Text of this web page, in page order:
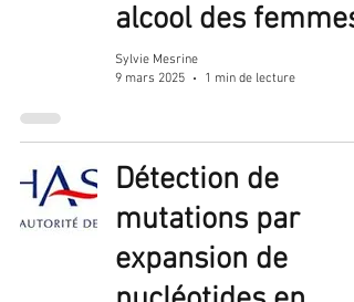
alcool des femmes.
Sylvie Mesrine
9 mars 2025
1 min de lecture
Détection de
mutations par
expansion de